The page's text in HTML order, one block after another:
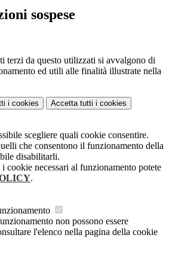
sospese
terzi da questo utilizzati si avvalgono di
ed utili alle finalità illustrate nella
i cookies Accetta tutti i cookies
scegliere quali cookie consentire.
che consentono il funzionamento della
disabilitarli.
cookie necessari al funzionamento potete
.
non possono essere
l'elenco nella pagina della cookie